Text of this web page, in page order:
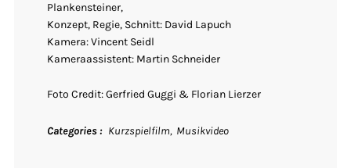
Plankensteiner,
Konzept, Regie, Schnitt: David Lapuch
Kamera: Vincent Seidl
Kameraassistent: Martin Schneider
Foto Credit: Gerfried Guggi & Florian Lierzer
Categories Kurzspielfilm Musikvideo